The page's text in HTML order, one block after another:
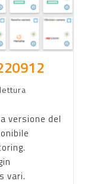
versione del
vari.